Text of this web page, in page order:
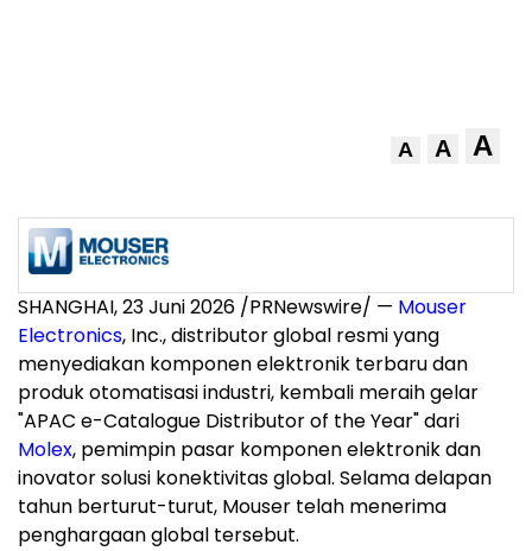
A A A
SHANGHAI,23 Juni 2026 /PRNewswire/ — Mouser
Electronics, Inc., distributor global resmi yang
menyediakan komponen elektronik terbaru dan
produk otomatisasi industri, kembali meraih gelar
"APAC e-Catalogue Distributor of the Year" dari
Molex, pemimpin pasar komponen elektronik dan
inovator solusi konektivitas global. Selama delapan
tahun berturut-turut, Mouser telah menerima
penghargaan global tersebut.